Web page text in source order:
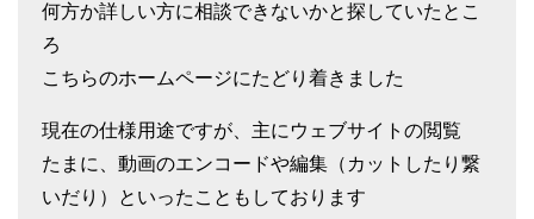
何方か詳しい方に相談できないかと探していたとこ
ろ
こちらのホームページにたどり着きました
現在の仕様用途ですが、主にウェブサイトの閲覧
たまに、動画のエンコードや編集（カットしたり繋
いだり）といったこともしております